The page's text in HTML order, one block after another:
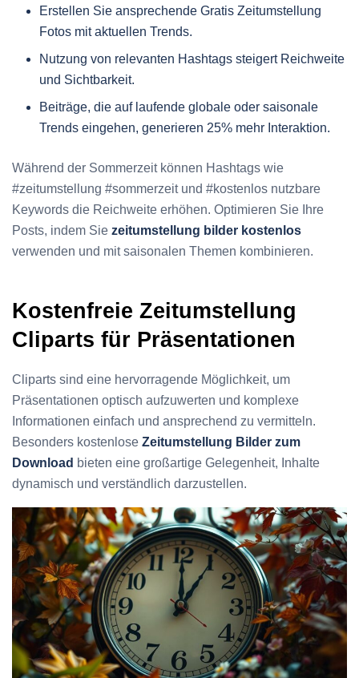
Erstellen Sie ansprechende Gratis Zeitumstellung
Fotos mit aktuellen Trends.
Nutzung von relevanten Hashtags steigert Reichweite
und Sichtbarkeit.
Beiträge, die auf laufende globale oder saisonale
Trends eingehen, generieren 25% mehr Interaktion.
Während der Sommerzeit können Hashtags wie
#zeitumstellung #sommerzeit und #kostenlos nutzbare
Keywords die Reichweite erhöhen. Optimieren Sie Ihre
Posts, indem Sie zeitumstellung bilder kostenlos
verwenden und mit saisonalen Themen kombinieren.
Kostenfreie Zeitumstellung
Cliparts für Präsentationen
Cliparts sind eine hervorragende Möglichkeit, um
Präsentationen optisch aufzuwerten und komplexe
Informationen einfach und ansprechend zu vermitteln.
Besonders kostenlose Zeitumstellung Bilder zum
Download bieten eine großartige Gelegenheit, Inhalte
dynamisch und verständlich darzustellen.